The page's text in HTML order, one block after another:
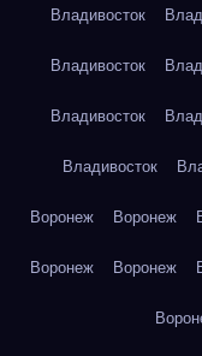
Владивосток
Владивосток
Владивосток
Владивосток
Воронеж Воронеж
Воронеж Воронеж